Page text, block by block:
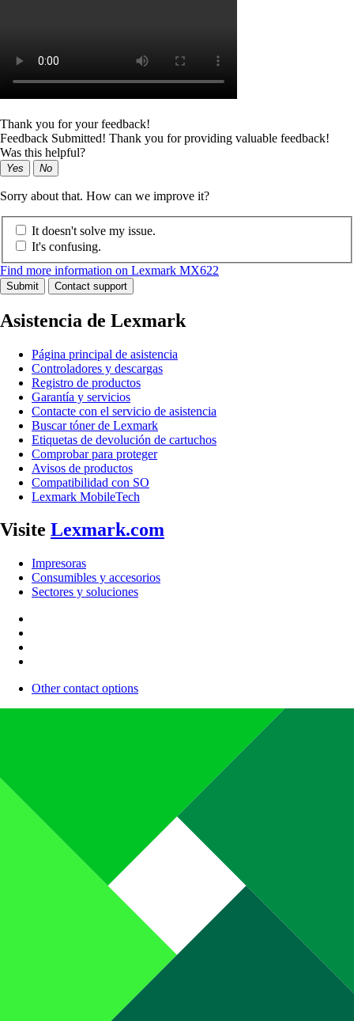
Thank you for your feedback!
Feedback Submitted! Thank you for providing valuable feedback!
Was this helpful?
Yes No
Sorry about that. How can we improve it?
It doesn't solve my issue.
It's confusing.
Find more information on Lexmark MX622
Submit Contact support
Asistencia de Lexmark
Página principal de asistencia
Controladores y descargas
Registro de productos
Garantía y servicios
Contacte con el servicio de asistencia
Buscar tóner de Lexmark
Etiquetas de devolución de cartuchos
Comprobar para proteger
Avisos de productos
Compatibilidad con SO
Lexmark MobileTech
Visite Lexmark.com
Impresoras
Consumibles y accesorios
Sectores y soluciones
Other contact options